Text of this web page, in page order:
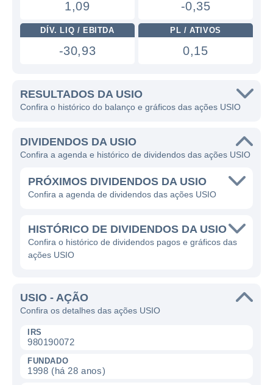
1,09 -0,35
DÍV. LIQ / EBITDA
-30,93
PL / ATIVOS
0,15
RESULTADOS DA USIO
Confira o histórico do balanço e gráficos das ações USIO
DIVIDENDOS DA USIO
Confira a agenda e histórico de dividendos das ações USIO
PRÓXIMOS DIVIDENDOS DA USIO
Confira a agenda de dividendos das ações USIO
HISTÓRICO DE DIVIDENDOS DA USIO
Confira o histórico de dividendos pagos e gráficos das
ações USIO
USIO - AÇÃO
Confira os detalhes das ações USIO
IRS
980190072
FUNDADO
1998 (há 28 anos)